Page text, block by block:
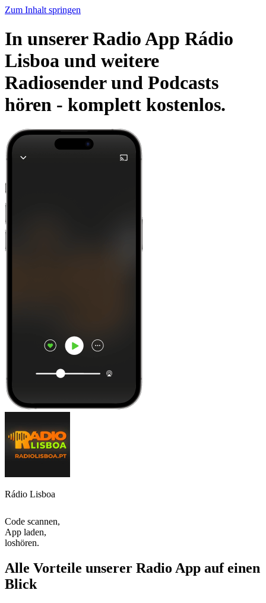
Zum Inhalt springen
In unserer Radio App Rádio
Lisboa und weitere
Radiosender und Podcasts
hören - komplett kostenlos.
Rádio Lisboa
Code scannen,
App laden,
loshören.
Alle Vorteile unserer Radio App auf einen
Blick